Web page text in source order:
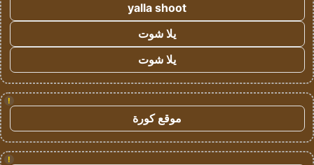
yalla shoot
يلا شوت
يلا شوت
!
موقع كورة
!